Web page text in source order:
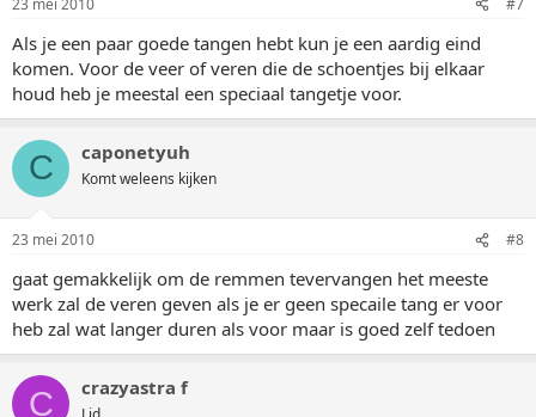
Als je een paar goede tangen hebt kun je een aardig eind
komen. Voor de veer of veren die de schoentjes bij elkaar
houd heb je meestal een speciaal tangetje voor.
C caponetyuh
Komt weleens kijken
23 mei 2010 #8
gaat gemakkelijk om de remmen tevervangen het meeste
werk zal de veren geven als je er geen specaile tang er voor
heb zal wat langer duren als voor maar is goed zelf tedoen
C crazyastra f